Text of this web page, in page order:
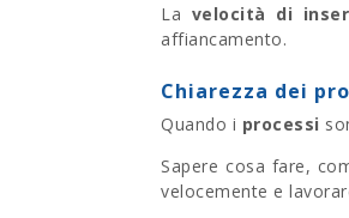
La velocità di
affiancamento.
Chiarezza dei
Quando i processi
Sapere cosa fare,
velocemente e